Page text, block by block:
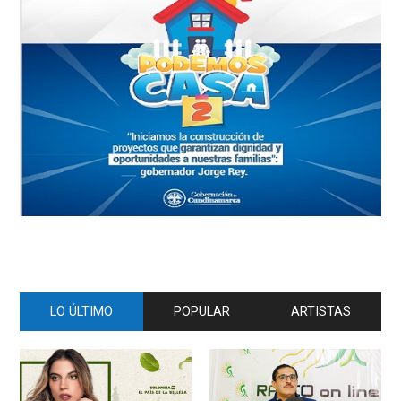
LO ÚLTIMO POPULAR ARTISTAS